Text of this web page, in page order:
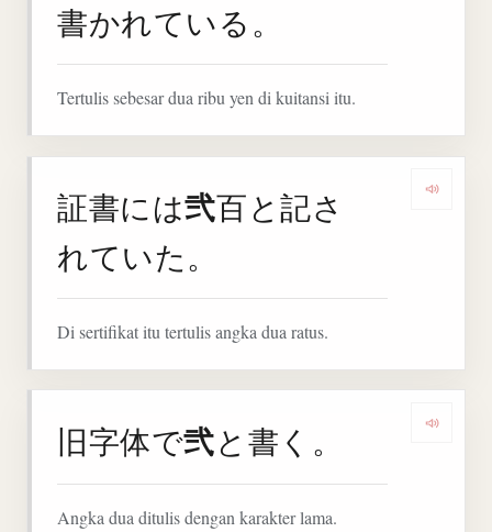
書かれている。
Tertulis sebesar dua ribu yen di kuitansi itu.
証書には弐百と記さ
れていた。
Di sertifikat itu tertulis angka dua ratus.
旧字体で弐と書く。
Angka dua ditulis dengan karakter lama.